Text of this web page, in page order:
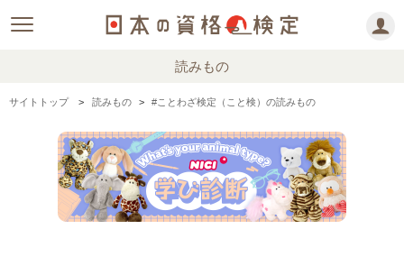
読みもの
サイトトップ 読みもの #ことわざ検定（こと検）の読みもの